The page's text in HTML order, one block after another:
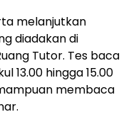
melanjutkan
diadakan di
Tutor. Tes baca
13.00 hingga 15.00
membaca